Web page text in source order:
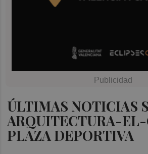
ÚLTIMAS NOTICIAS
ARQUITECTURA-EL-
PLAZA DEPORTIVA